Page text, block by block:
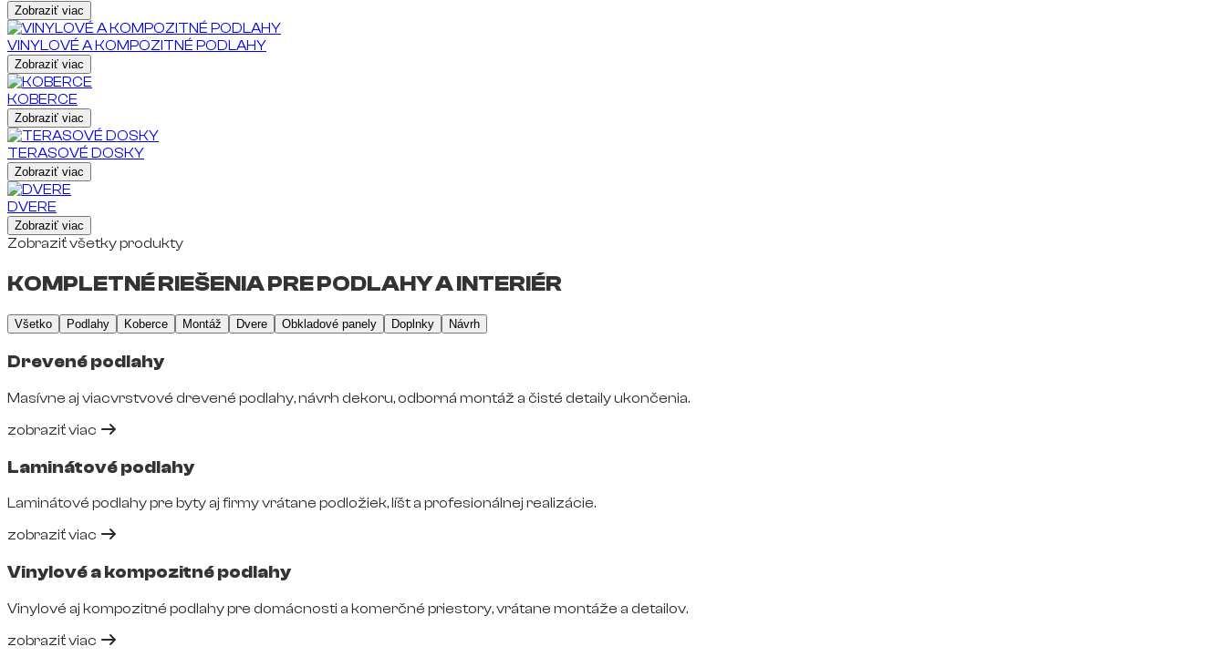
Zobraziť viac
VINYLOVÉ A KOMPOZITNÉ PODLAHY
Zobraziť viac
KOBERCE
Zobraziť viac
TERASOVÉ DOSKY
Zobraziť viac
DVERE
Zobraziť viac
Zobraziť všetky produkty
KOMPLETNÉ RIEŠENIA PRE PODLAHY A INTERIÉR
Všetko Podlahy Koberce Montáž Dvere Obkladové panely Doplnky Návrh
Drevené podlahy
Masívne aj viacvrstvové drevené podlahy, návrh dekoru, odborná montáž a čisté detaily ukončenia.
zobraziť viac
Laminátové podlahy
Laminátové podlahy pre byty aj firmy vrátane podložiek, líšt a profesionálnej realizácie.
zobraziť viac
Vinylové a kompozitné podlahy
Vinylové aj kompozitné podlahy pre domácnosti a komerčné priestory, vrátane montáže a detailov.
zobraziť viac